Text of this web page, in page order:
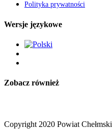
Polityka prywatności
Wersje językowe
Zobacz również
Copyright 2020 Powiat Chełmski